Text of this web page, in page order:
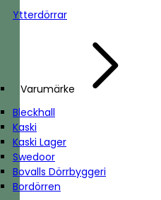
Ytterdörrar
Varumärke
Bleckhall
Kaski
Kaski Lager
Swedoor
Bovalls Dörrbyggeri
Bordörren